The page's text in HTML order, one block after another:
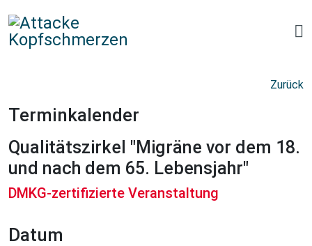
Zurück
Terminkalender
Qualitätszirkel "Migräne vor dem 18.
und nach dem 65. Lebensjahr"
DMKG-zertifizierte Veranstaltung
Datum